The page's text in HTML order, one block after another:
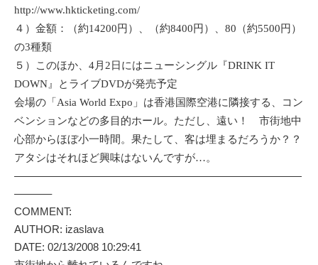
http://www.hkticketing.com/
４）金額：（約14200円）、（約8400円）、80（約5500円）
の3種類
５）このほか、4月2日にはニューシングル『DRINK IT
DOWN』とライブDVDが発売予定
会場の「Asia World Expo」は香港国際空港に隣接する、コン
ベンションなどの多目的ホール。ただし、遠い！ 市街地中
心部からほぼ小一時間。果たして、客は埋まるだろうか？？
アタシはそれほど興味はないんですが…。
———————————————————————————
———–
COMMENT:
AUTHOR: izaslava
DATE: 02/13/2008 10:29:41